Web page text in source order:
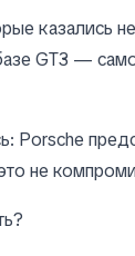
казались
GT3 —
Porsche
не